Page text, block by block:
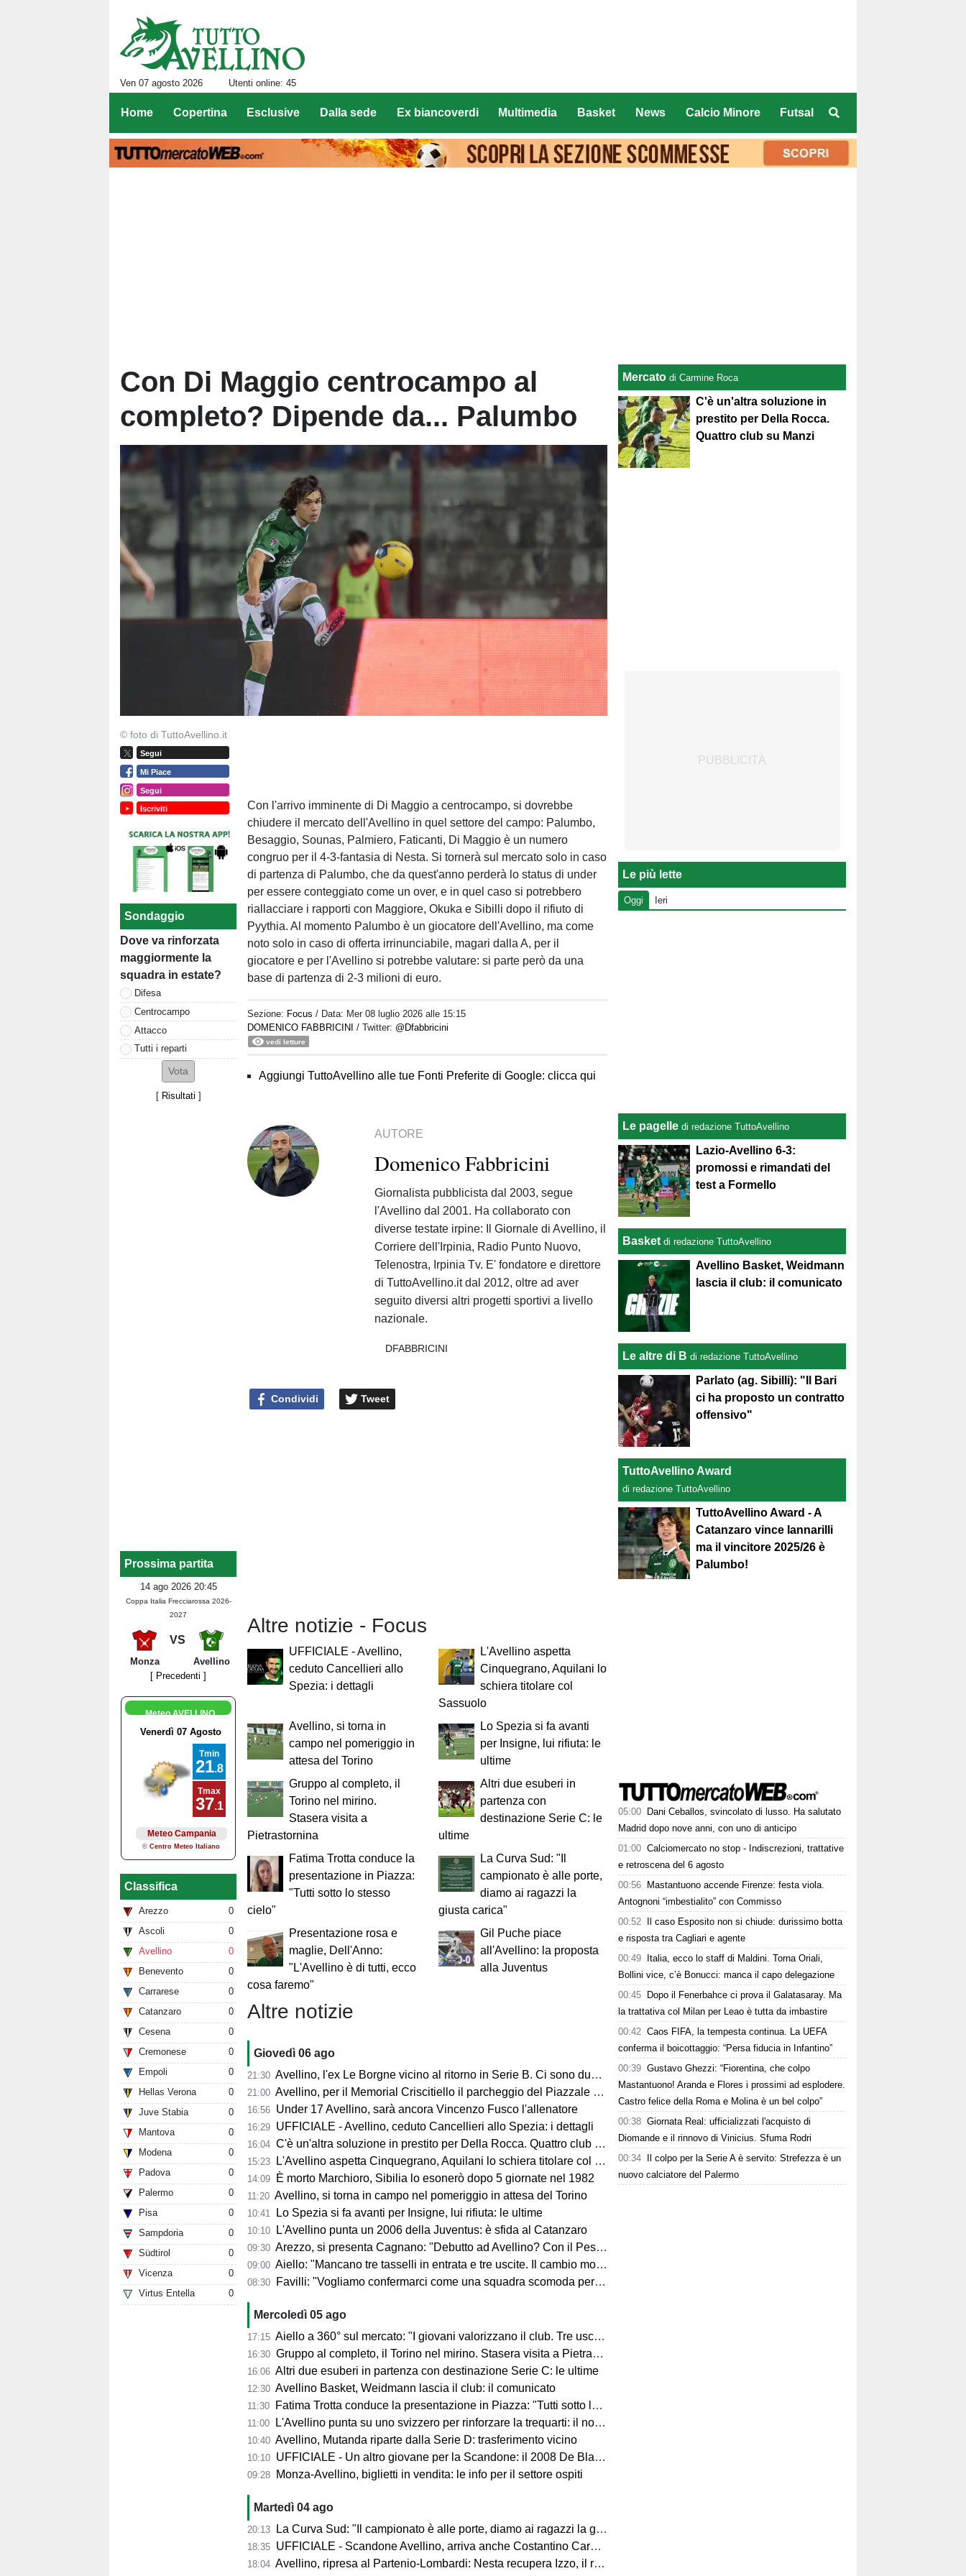
Ven 07 agosto 2026 Utenti online: 45
Home Copertina Esclusive Dalla sede Ex biancoverdi Multimedia Basket News Calcio Minore Futsal
Con Di Maggio centrocampo al
completo? Dipende da... Palumbo
© foto di TuttoAvellino.it
Segui
Mi Piace
Segui
Iscriviti
Sondaggio
Dove va rinforzata
maggiormente la
squadra in estate?
Difesa
Centrocampo
Attacco
Tutti i reparti
[ Risultati ]
Prossima partita
14 ago 2026 20:45
Coppa Italia Frecciarossa 2026-
2027
VS
Monza
Avellino
[ Precedenti ]
Meteo AVELLINO
Classifica
Arezzo
0
Ascoli
0
Avellino
0
Benevento
0
Carrarese
0
Catanzaro
0
Cesena
0
Cremonese
0
Empoli
0
Hellas Verona
0
Juve Stabia
0
Mantova
0
Modena
0
Padova
0
Palermo
0
Pisa
0
Sampdoria
0
Südtirol
0
Vicenza
0
Virtus Entella
0
Con l'arrivo imminente di Di Maggio a centrocampo, si dovrebbe
chiudere il mercato dell'Avellino in quel settore del campo: Palumbo,
Besaggio, Sounas, Palmiero, Faticanti, Di Maggio è un numero
congruo per il 4-3-fantasia di Nesta. Si tornerà sul mercato solo in caso
di partenza di Palumbo, che da quest'anno perderà lo status di under
per essere conteggiato come un over, e in quel caso si potrebbero
riallacciare i rapporti con Maggiore, Okuka e Sibilli dopo il rifiuto di
Pyythia. Al momento Palumbo è un giocatore dell'Avellino, ma come
noto solo in caso di offerta irrinunciabile, magari dalla A, per il
giocatore e per l'Avellino si potrebbe valutare: si parte però da una
base di partenza di 2-3 milioni di euro.
Sezione: Focus / Data: Mer 08 luglio 2026 alle 15:15
DOMENICO FABBRICINI
/ Twitter: @Dfabbricini
vedi letture
Aggiungi TuttoAvellino alle tue Fonti Preferite di Google: clicca qui
AUTORE
Domenico Fabbricini
Giornalista pubblicista dal 2003, segue
l'Avellino dal 2001. Ha collaborato con
diverse testate irpine: Il Giornale di Avellino, il
Corriere dell'Irpinia, Radio Punto Nuovo,
Telenostra, Irpinia Tv. E' fondatore e direttore
di TuttoAvellino.it dal 2012, oltre ad aver
seguito diversi altri progetti sportivi a livello
nazionale.
DFABBRICINI
Condividi Tweet
Altre notizie - Focus
UFFICIALE - Avellino,
ceduto Cancellieri allo
Spezia: i dettagli
L'Avellino aspetta
Cinquegrano, Aquilani lo
schiera titolare col
Sassuolo
Avellino, si torna in
campo nel pomeriggio in
attesa del Torino
Lo Spezia si fa avanti
per Insigne, lui rifiuta: le
ultime
Gruppo al completo, il
Torino nel mirino.
Stasera visita a
Pietrastornina
Altri due esuberi in
partenza con
destinazione Serie C: le
ultime
Fatima Trotta conduce la
presentazione in Piazza:
"Tutti sotto lo stesso
cielo"
La Curva Sud: "Il
campionato è alle porte,
diamo ai ragazzi la
giusta carica"
Presentazione rosa e
maglie, Dell'Anno:
"L'Avellino è di tutti, ecco
cosa faremo"
Gil Puche piace
all'Avellino: la proposta
alla Juventus
Altre notizie
Giovedì 06 ago
21:30 Avellino, l'ex Le Borgne vicino al ritorno in Serie B. Ci sono due club sul francese
21:00 Avellino, per il Memorial Criscitiello il parcheggio del Piazzale degli Irpini è occupato. I tifosi possono parcheggiare al Campo Genova
16:56 Under 17 Avellino, sarà ancora Vincenzo Fusco l'allenatore
16:29 UFFICIALE - Avellino, ceduto Cancellieri allo Spezia: i dettagli
16:04 C'è un'altra soluzione in prestito per Della Rocca. Quattro club su Manzi
15:23 L'Avellino aspetta Cinquegrano, Aquilani lo schiera titolare col Sassuolo
14:09 È morto Marchioro, Sibilia lo esonerò dopo 5 giornate nel 1982
11:20 Avellino, si torna in campo nel pomeriggio in attesa del Torino
10:41 Lo Spezia si fa avanti per Insigne, lui rifiuta: le ultime
10:10 L'Avellino punta un 2006 della Juventus: è sfida al Catanzaro
09:30 Arezzo, si presenta Cagnano: "Debutto ad Avellino? Con il Pescara andò bene. Gol dell'ex? Ho rispetto per la piazza e i compagni, non esulterei"
09:00 Aiello: "Mancano tre tasselli in entrata e tre uscite. Il cambio modulo? Una squadra camaleontica non dà punti di riferimento". Sull'esterno e il trequartista...
08:30 Favilli: "Vogliamo confermarci come una squadra scomoda per tutti. La concorrenza ben venga. Io mi sento bene"
Mercoledì 05 ago
17:15 Aiello a 360° sul mercato: "I giovani valorizzano il club. Tre uscite ancora da fare". Sul modulo, la difesa, Licina e Marina...
16:30 Gruppo al completo, il Torino nel mirino. Stasera visita a Pietrastornina
16:06 Altri due esuberi in partenza con destinazione Serie C: le ultime
12:30 Avellino Basket, Weidmann lascia il club: il comunicato
11:30 Fatima Trotta conduce la presentazione in Piazza: "Tutti sotto lo stesso cielo"
11:00 L'Avellino punta su uno svizzero per rinforzare la trequarti: il nome
10:40 Avellino, Mutanda riparte dalla Serie D: trasferimento vicino
10:10 UFFICIALE - Un altro giovane per la Scandone: il 2008 De Blasio
09:28 Monza-Avellino, biglietti in vendita: le info per il settore ospiti
Martedì 04 ago
20:13 La Curva Sud: "Il campionato è alle porte, diamo ai ragazzi la giusta carica"
18:35 UFFICIALE - Scandone Avellino, arriva anche Costantino Carullo
18:04 Avellino, ripresa al Partenio-Lombardi: Nesta recupera Izzo, il report
Mercato di Carmine Roca
C'è un'altra soluzione in
prestito per Della Rocca.
Quattro club su Manzi
Le più lette
Oggi Ieri
Le pagelle di redazione TuttoAvellino
Lazio-Avellino 6-3:
promossi e rimandati del
test a Formello
Basket di redazione TuttoAvellino
Avellino Basket, Weidmann
lascia il club: il comunicato
Le altre di B di redazione TuttoAvellino
Parlato (ag. Sibilli): "Il Bari
ci ha proposto un contratto
offensivo"
TuttoAvellino Award
di redazione TuttoAvellino
TuttoAvellino Award - A
Catanzaro vince Iannarilli
ma il vincitore 2025/26 è
Palumbo!
05:00
Dani Ceballos, svincolato di lusso. Ha salutato
Madrid dopo nove anni, con uno di anticipo
01:00 Calciomercato no stop - Indiscrezioni, trattative
e retroscena del 6 agosto
00:56
Mastantuono accende Firenze: festa viola.
Antognoni “imbestialito” con Commisso
00:52
Il caso Esposito non si chiude: durissimo botta
e risposta tra Cagliari e agente
00:49
Italia, ecco lo staff di Maldini. Torna Oriali,
Bollini vice, c’è Bonucci: manca il capo delegazione
00:45
Dopo il Fenerbahce ci prova il Galatasaray. Ma
la trattativa col Milan per Leao è tutta da imbastire
00:42 Caos FIFA, la tempesta continua. La UEFA
conferma il boicottaggio: “Persa fiducia in Infantino”
00:39 Gustavo Ghezzi: “Fiorentina, che colpo
Mastantuono! Aranda e Flores i prossimi ad esplodere.
Castro felice della Roma e Molina è un bel colpo”
00:38 Giornata Real: ufficializzati l'acquisto di
Diomande e il rinnovo di Vinicius. Sfuma Rodri
00:34
Il colpo per la Serie A è servito: Strefezza è un
nuovo calciatore del Palermo